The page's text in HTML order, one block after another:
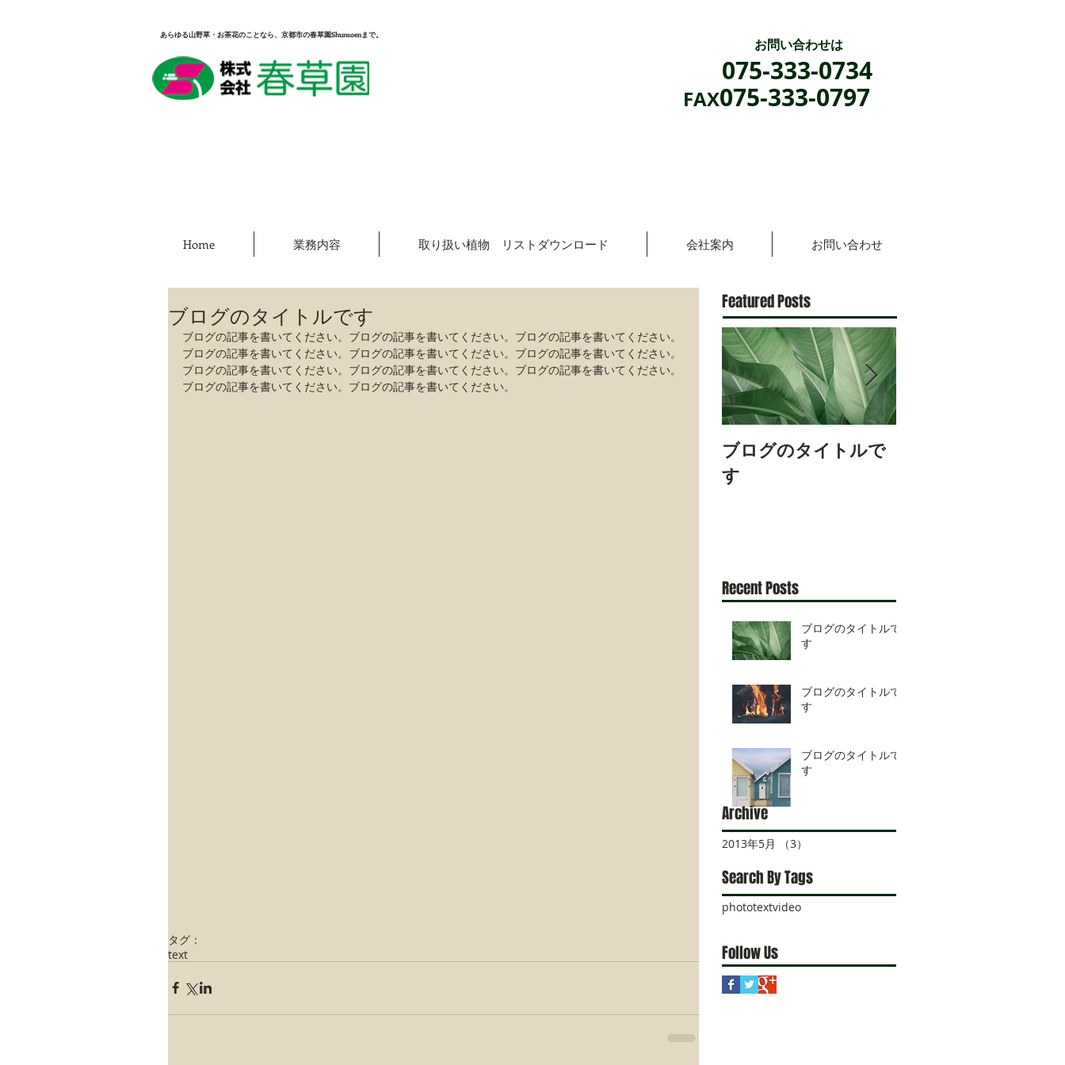
あらゆる山野草・お茶花のことなら、京都市の春草園Shunsoenまで。
お問い合わせは
075-333-0734
FAX075-333-0797
ブログのタイトルです
ブログの記事を書いてください。ブログの記事を書いてください。ブログの記事を書いてください。
ブログの記事を書いてください。ブログの記事を書いてください。ブログの記事を書いてください。
ブログの記事を書いてください。ブログの記事を書いてください。ブログの記事を書いてください。
ブログの記事を書いてください。ブログの記事を書いてください。
タグ：
text
Featured Posts
ブログのタイトルで
す
Recent Posts
ブログのタイトルで
す
ブログのタイトルで
す
ブログのタイトルで
す
Archive
2013年5月 （3）
Search By Tags
phototextvideo
Follow Us
Home 業務内容 取り扱い植物 リストダウンロード 会社案内 お問い合わせ